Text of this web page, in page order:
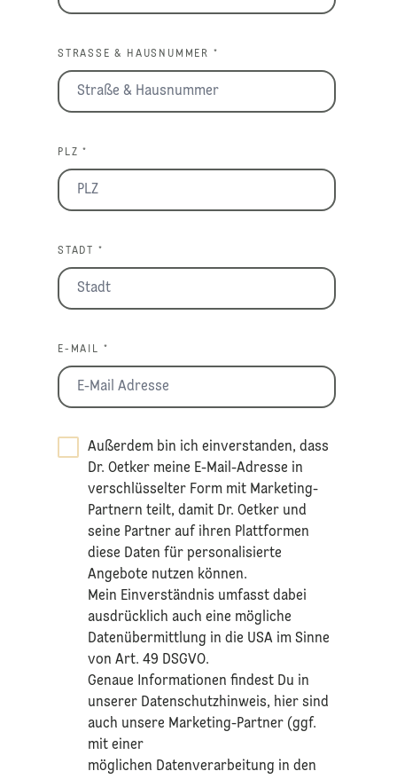
STRASSE & HAUSNUMMER *
PLZ *
STADT *
E-MAIL *
Außerdem bin ich einverstanden, dass
Dr. Oetker meine E-Mail-Adresse in
verschlüsselter Form mit Marketing-
Partnern teilt, damit Dr. Oetker und
seine Partner auf ihren Plattformen
diese Daten für personalisierte
Angebote nutzen können.
Mein Einverständnis umfasst dabei
ausdrücklich auch eine mögliche
Datenübermittlung in die USA im Sinne
von Art. 49 DSGVO.​
​Genaue Informationen findest Du in
unserer Datenschutzhinweis, hier sind
auch unsere Marketing-Partner (ggf.
mit einer
möglichen Datenverarbeitung in den